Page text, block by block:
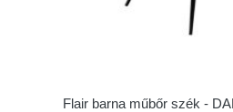
Flair barna műbőr szék -